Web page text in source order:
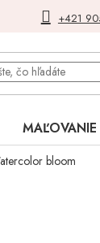
+421
Blog
MAĽOVANIE
bloom